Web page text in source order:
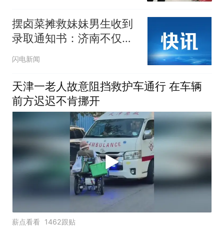
摆卤菜摊救妹妹男生收到
录取通知书：济南不仅充
满了爱和希望 也有很多机
闪电新闻
天津一老人故意阻挡救护车通行 在车辆
前方迟迟不肯挪开
薪点看看 1462跟贴